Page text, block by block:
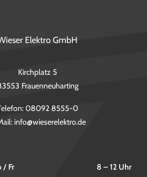
Elektro GmbH
Kirchplatz 5
Frauenneuharting
08092 8555-0
info@wieserelektro.de
/ Fr
8 – 12 Uhr